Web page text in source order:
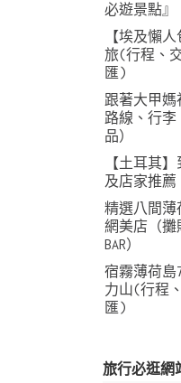
必遊景點』
【埃及懶
旅(行程、
匯)
跟著大甲媽
路線、行
品）
【土耳其
及店家推
精選八間薄
網美店（攤
BAR）
宿霧薄荷島
力山(行程
匯)
旅行必逛網